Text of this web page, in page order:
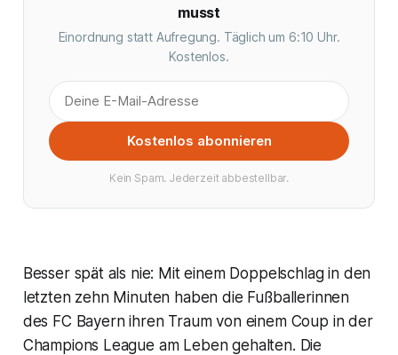
musst
Einordnung statt Aufregung. Täglich um 6:10 Uhr.
Kostenlos.
Kostenlos abonnieren
Kein Spam. Jederzeit abbestellbar.
Besser spät als nie: Mit einem Doppelschlag in den
letzten zehn Minuten haben die Fußballerinnen
des FC Bayern ihren Traum von einem Coup in der
Champions League am Leben gehalten. Die